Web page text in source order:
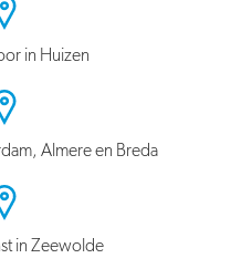
in Huizen
Almere en Breda
in Zeewolde